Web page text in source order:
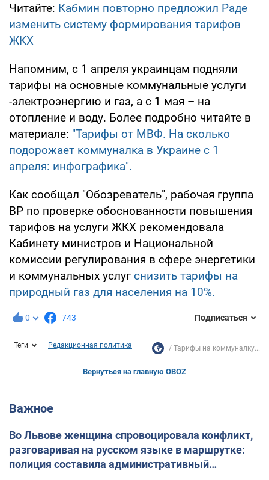
Читайте: Кабмин повторно предложил Раде
изменить систему формирования тарифов
ЖКХ
Напомним, с 1 апреля украинцам подняли
тарифы на основные коммунальные услуги
-электроэнергию и газ, а с 1 мая – на
отопление и воду. Более подробно читайте в
материале: "Тарифы от МВФ. На сколько
подорожает коммуналка в Украине с 1
апреля: инфографика".
Как сообщал "Обозреватель", рабочая группа
ВР по проверке обоснованности повышения
тарифов на услуги ЖКХ рекомендовала
Кабинету министров и Национальной
комиссии регулирования в сфере энергетики
и коммунальных услуг снизить тарифы на
природный газ для населения на 10%.
0 743 Подписаться
Теги Редакционная политика Тарифы на коммуналку...
Вернуться на главную OBOZ
Важное
Во Львове женщина спровоцировала конфликт,
разговаривая на русском языке в маршрутке:
полиция составила административный